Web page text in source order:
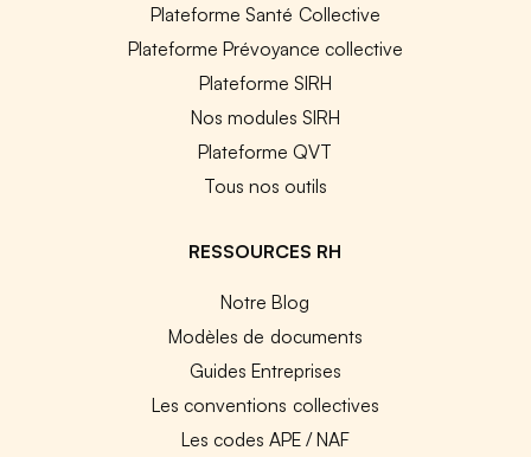
Plateforme Santé Collective
Plateforme Prévoyance collective
Plateforme SIRH
Nos modules SIRH
Plateforme QVT
Tous nos outils
RESSOURCES RH
Notre Blog
Modèles de documents
Guides Entreprises
Les conventions collectives
Les codes APE / NAF